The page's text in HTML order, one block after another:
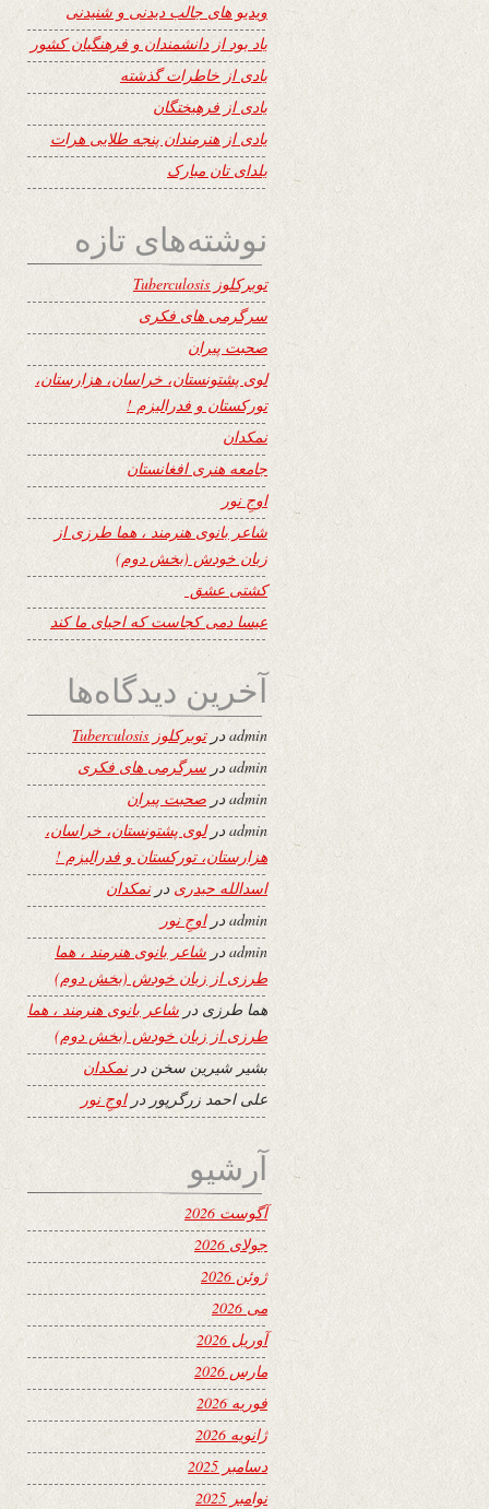
ویدیو های جالب دیدنی و شنیدنی
یاد بود از دانشمندان و فرهنگیان کشور
یادی از خاطرات گذشته
یادی از فرهیختگان
یادی از هنرمندان پنجه طلایی هرات
یلدای تان مبارک
نوشته‌های تازه
توبرکلوز Tuberculosis
سرگرمی های فکری
صحبت پیران
لوی پشتونستان، خراسان، هزارستان،
تورکستان و فدرالیزم !
نمکدان
جامعه هنری افغانستان
اوجِ نور
شاعر بانوی هنرمند ، هما طرزی از
زبان خودش (بخش دوم)
کشتی عشق
عیسا دمی کجاست که احیای ما کند
آخرین دیدگاه‌ها
adminدرتوبرکلوز Tuberculosis
admin در سرگرمی های فکری
admin در صحبت پیران
adminدرلوی پشتونستان، خراسان،
هزارستان، تورکستان و فدرالیزم !
اسدالله حیدری درنمکدان
adminدراوجِ نور
adminدر شاعر بانوی هنرمند ، هما
طرزی از زبان خودش (بخش دوم)
هما طرزی در شاعر بانوی هنرمند ، هما
طرزی از زبان خودش (بخش دوم)
بشیر شیرین سخن درنمکدان
علی احمد زرگرپور دراوجِ نور
آرشیو
آگوست 2026
جولای 2026
ژوئن 2026
می 2026
آوریل 2026
مارس 2026
فوریه 2026
ژانویه 2026
دسامبر 2025
نوامبر 2025